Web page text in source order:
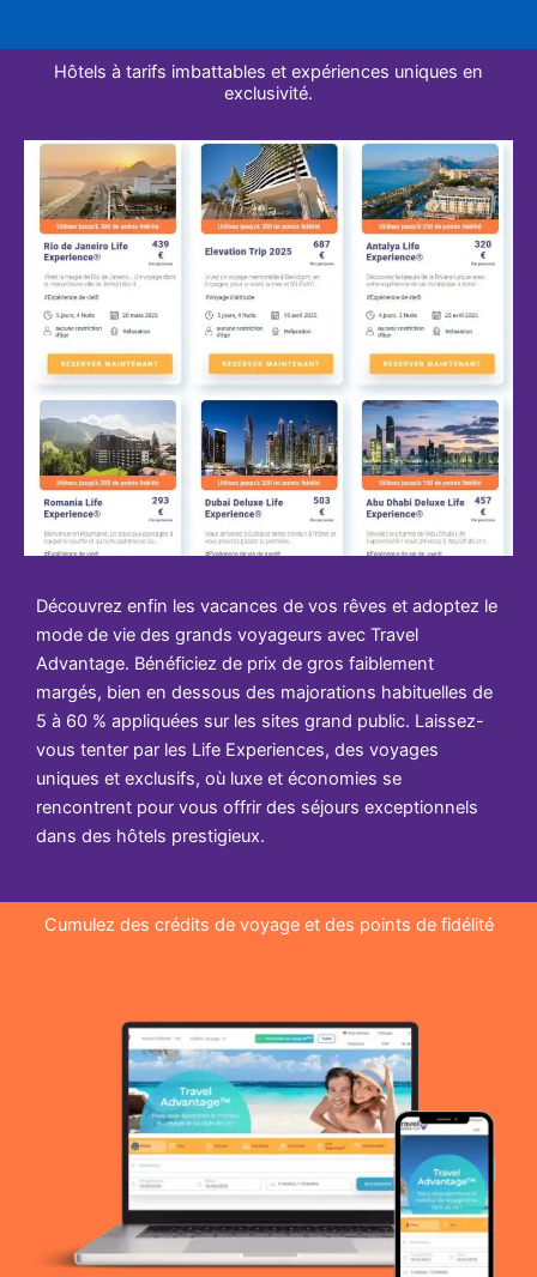
Hôtels à tarifs imbattables et expériences uniques en
exclusivité.
Découvrez enfin les vacances de vos rêves et adoptez le
mode de vie des grands voyageurs avec Travel
Advantage. Bénéficiez de prix de gros faiblement
margés, bien en dessous des majorations habituelles de
5 à 60 % appliquées sur les sites grand public. Laissez-
vous tenter par les Life Experiences, des voyages
uniques et exclusifs, où luxe et économies se
rencontrent pour vous offrir des séjours exceptionnels
dans des hôtels prestigieux.
Cumulez des crédits de voyage et des points de fidélité